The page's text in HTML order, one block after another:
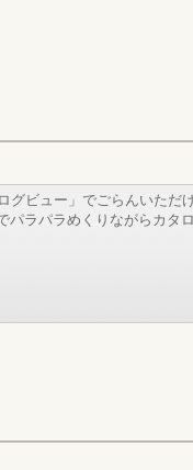
グビュー」でごらんいただ
パラパラめくりながらカタ